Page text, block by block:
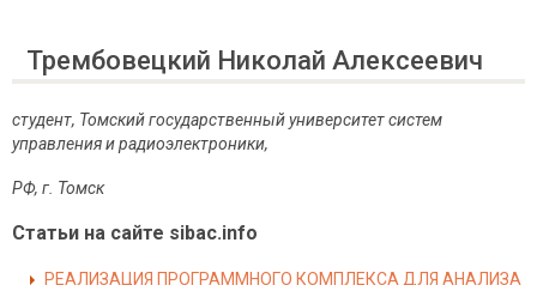
Трембовецкий Николай Алексеевич
студент, Томский государственный университет систем
управления и радиоэлектроники,
РФ, г. Томск
Статьи на сайте sibac.info
РЕАЛИЗАЦИЯ ПРОГРАММНОГО КОМПЛЕКСА ДЛЯ АНАЛИЗА